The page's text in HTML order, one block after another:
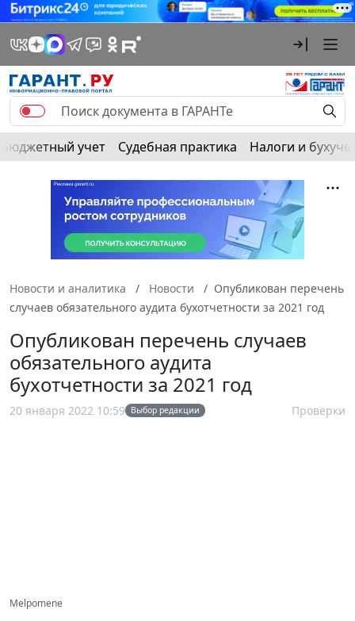
Бюджетный учет Судебная практика Налоги и
Новости и аналитика Новости
Опубликован перечень
случаев обязательного аудита бухотчетности за 2021 год
Опубликован перечень случаев
обязательного аудита
бухотчетности за 2021 год
20 января 2022 10:59 Выбор редакции Проверки
Melpomene